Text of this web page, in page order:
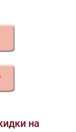
на